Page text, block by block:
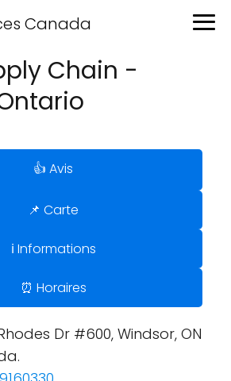
Canada
Chain -
👍 Avis
📌 Carte
ℹ️ Informations
⏰ Horaires
Dr #600, Windsor, ON